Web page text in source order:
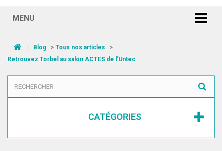
MENU
| Blog > Tous nos articles
>
Retrouvez Torbel au salon ACTES de l’Untec
CATÉGORIES